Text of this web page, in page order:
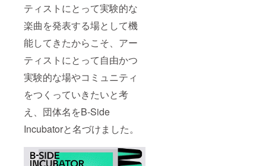
ティストにとって実験的な
楽曲を発表する場として機
能してきたからこそ、アー
ティストにとって自由かつ
実験的な場やコミュニティ
をつくっていきたいと考
え、団体名をB-Side
Incubatorと名づけました。